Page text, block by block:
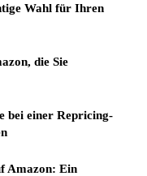
Wahl für Ihren
die Sie
bei einer Repricing-
Amazon: Ein